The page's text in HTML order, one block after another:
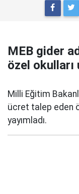
MEB gider
özel okulları
Milli Eğitim
ücret talep eden
yayımladı.